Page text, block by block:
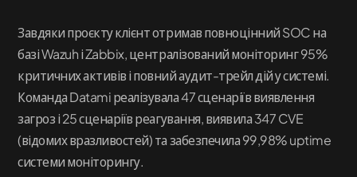
Завдяки проєкту клієнт отримав повноцінний SOC на
базі Wazuh і Zabbix, централізований моніторинг 95%
критичних активів і повний аудит-трейл дій у системі.
Команда Datami реалізувала 47 сценаріїв виявлення
загроз і 25 сценаріїв реагування, виявила 347 CVE
(відомих вразливостей) та забезпечила 99,98% uptime
системи моніторингу.